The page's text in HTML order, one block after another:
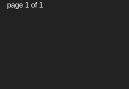
page 1 of 1